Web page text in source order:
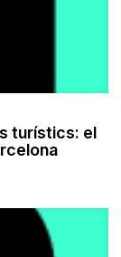
turístics: el